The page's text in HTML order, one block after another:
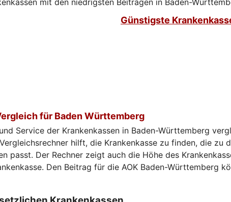
Günstigste
für Baden Württemberg
Service der Krankenkassen in Baden-Württemberg
hilft, die Krankenkasse zu finden, die zu
passt. Der Rechner zeigt auch die Höhe des
Den Beitrag für die AOK Baden-Württemberg